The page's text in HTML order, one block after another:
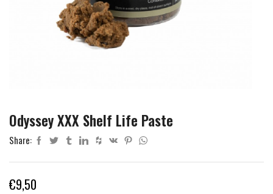
Odyssey XXX Shelf Life Paste
Share:
€9,50